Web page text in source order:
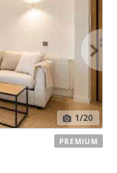
1/20
PREMIUM